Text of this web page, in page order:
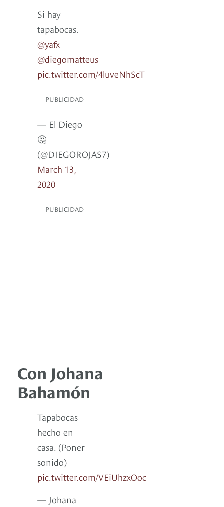
Si hay
tapabocas.
@yafx
@diegomatteus
pic.twitter.com/4luveNhScT
PUBLICIDAD
— El Diego
🤔
(@DIEGOROJAS7)
March 13,
2020
PUBLICIDAD
Con Johana
Bahamón
Tapabocas
hecho en
casa. (Poner
sonido)
pic.twitter.com/VEiUhzxOoc
— Johana